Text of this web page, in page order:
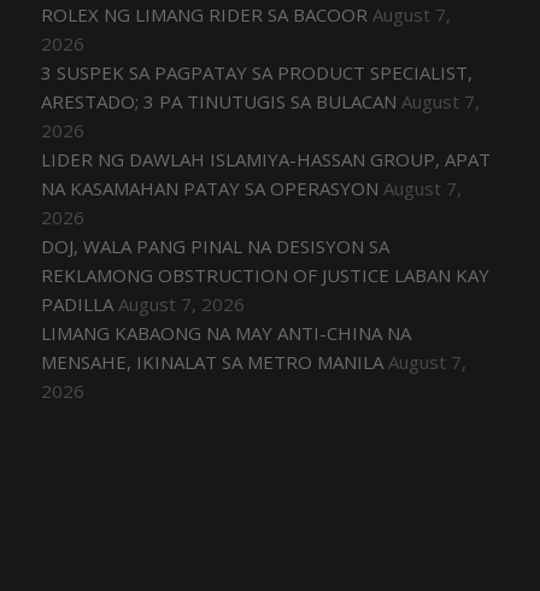
ROLEX NG LIMANG RIDER SA BACOOR August 7,
2026
3 SUSPEK SA PAGPATAY SA PRODUCT SPECIALIST,
ARESTADO; 3 PA TINUTUGIS SA BULACAN August 7,
2026
LIDER NG DAWLAH ISLAMIYA-HASSAN GROUP, APAT
NA KASAMAHAN PATAY SA OPERASYON August 7,
2026
DOJ, WALA PANG PINAL NA DESISYON SA
REKLAMONG OBSTRUCTION OF JUSTICE LABAN KAY
PADILLA August 7, 2026
LIMANG KABAONG NA MAY ANTI-CHINA NA
MENSAHE, IKINALAT SA METRO MANILA August 7,
2026